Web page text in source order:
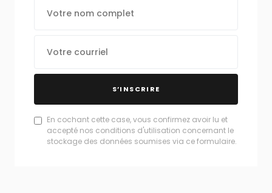
S’INSCRIRE
En cochant cette case, vous confirmez avoir lu et
accepté nos conditions d'utilisation concernant le
stockage des données soumises via ce formulaire.